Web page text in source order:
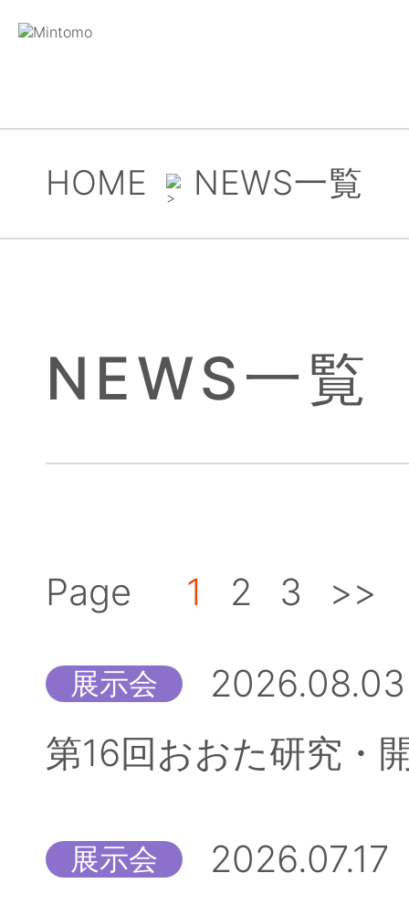
HOME NEWS一覧
NEWS一覧
Page 1 2 3 >>
展示会
2026.08.03
第16回おおた研究・
展示会
2026.07.17